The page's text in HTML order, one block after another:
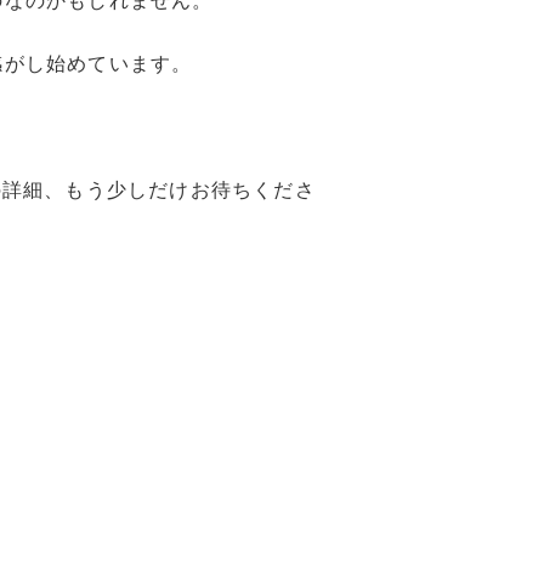
し始めています。
細、もう少しだけお待ちくださ